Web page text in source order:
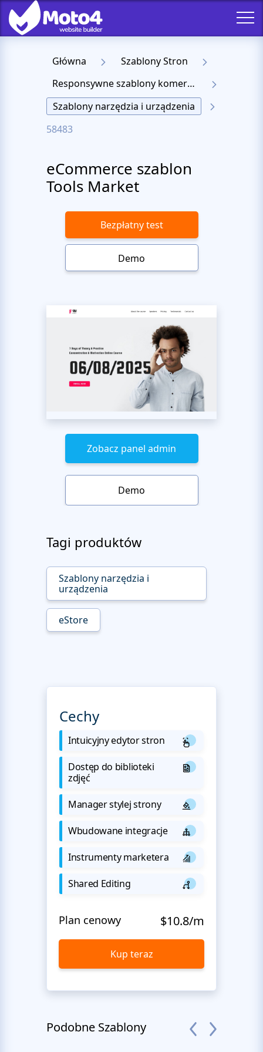
Główna
Szablony Stron
Responsywne szablony komercyjne
Szablony narzędzia i urządzenia
58483
eCommerce szablon
Tools Market
Bezpłatny test
Demo
Zobacz panel admin
Demo
Tagi produktów
Szablony narzędzia i
urządzenia
eStore
Cechy
Intuicyjny edytor stron
Dostęp do biblioteki
zdjęć
Manager stylej strony
Wbudowane integracje
Instrumenty marketera
Shared Editing
Plan cenowy $10.8/m
Kup teraz
Podobne Szablony